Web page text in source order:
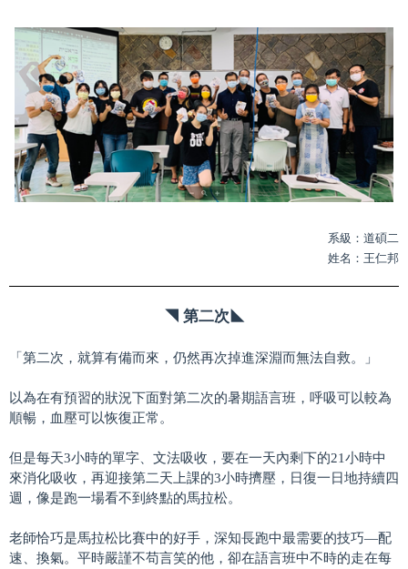
系級：道碩二
姓名：王仁邦
◣
第二次 ◥
「第二次，就算有備而來，仍然再次掉進深淵而無法自救。」
以為在有預習的狀況下面對第二次的暑期語言班，呼吸可以較為
順暢，血壓可以恢復正常。
但是每天3小時的單字、文法吸收，要在一天內剩下的21小時中
來消化吸收，再迎接第二天上課的3小時擠壓，日復一日地持續四
週，像是跑一場看不到終點的馬拉松。
老師恰巧是馬拉松比賽中的好手，深知長跑中最需要的技巧—配
速、換氣。平時嚴謹不苟言笑的他，卻在語言班中不時的走在每